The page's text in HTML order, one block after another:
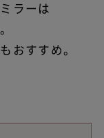
ラーは
おすすめ。